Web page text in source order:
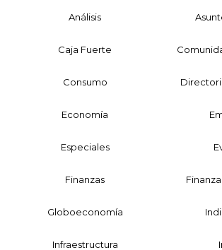
Análisis
Caja Fuerte
Consumo
Economía
Especiales
Finanzas
Globoeconomía
Infraestructura